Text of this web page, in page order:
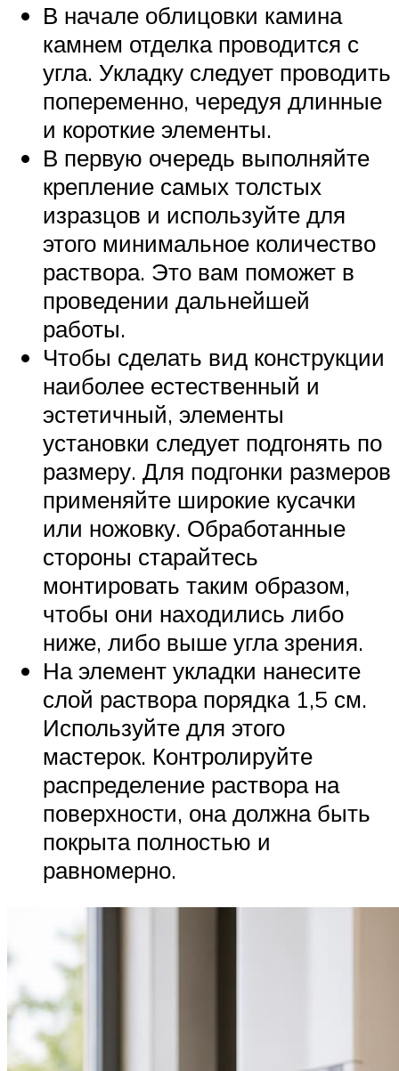
В начале облицовки камина
камнем отделка проводится с
угла. Укладку следует проводить
попеременно, чередуя длинные
и короткие элементы.
В первую очередь выполняйте
крепление самых толстых
изразцов и используйте для
этого минимальное количество
раствора. Это вам поможет в
проведении дальнейшей
работы.
Чтобы сделать вид конструкции
наиболее естественный и
эстетичный, элементы
установки следует подгонять по
размеру. Для подгонки размеров
применяйте широкие кусачки
или ножовку. Обработанные
стороны старайтесь
монтировать таким образом,
чтобы они находились либо
ниже, либо выше угла зрения.
На элемент укладки нанесите
слой раствора порядка 1,5 см.
Используйте для этого
мастерок. Контролируйте
распределение раствора на
поверхности, она должна быть
покрыта полностью и
равномерно.